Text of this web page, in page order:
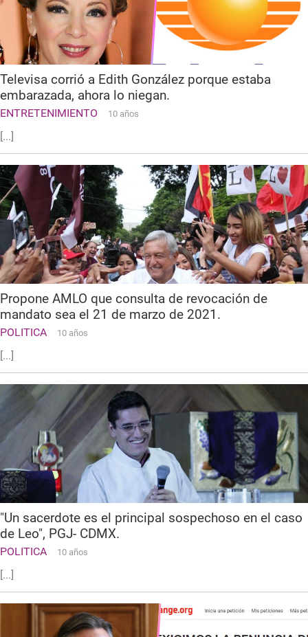
Televisa corrió a Edith González porque estaba
embarazada, ahora lo niegan.
ENTRETENIMIENTO 10 años
[...]
Propone AMLO que consulta de revocación de
mandato sea el 21 de marzo de 2021.
POLITICA 10 años
[...]
"Un sacerdote es el principal sospechoso en el caso
de Leo", PGJ- CDMX.
POLITICA 10 años
[...]